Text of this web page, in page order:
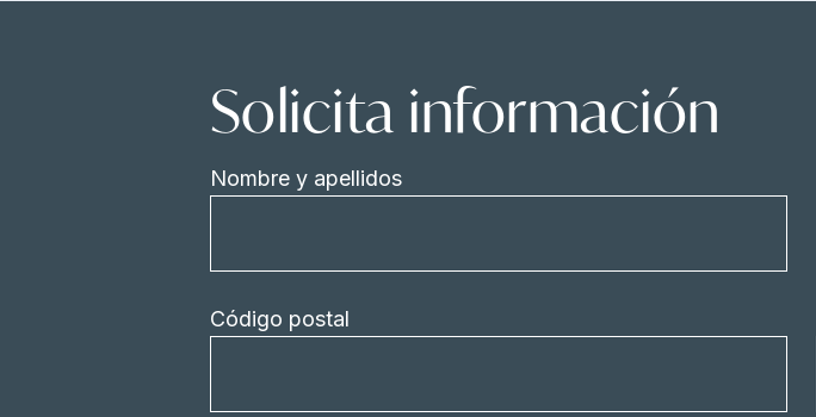
Solicita información
Nombre y apellidos
Código postal